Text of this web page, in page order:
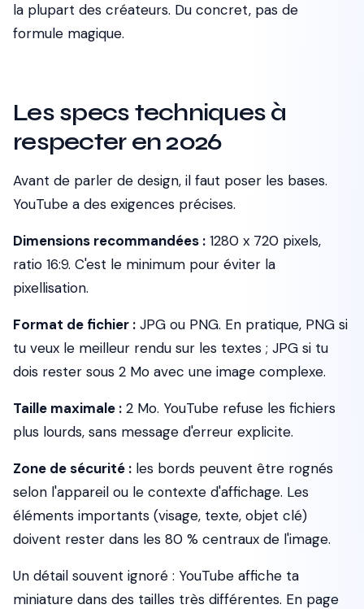
la plupart des créateurs. Du concret, pas de
formule magique.
Les specs techniques à
respecter en 2026
Avant de parler de design, il faut poser les bases.
YouTube a des exigences précises.
Dimensions recommandées : 1280 x 720 pixels,
ratio 16:9. C'est le minimum pour éviter la
pixellisation.
Format de fichier : JPG ou PNG. En pratique, PNG si
tu veux le meilleur rendu sur les textes ; JPG si tu
dois rester sous 2 Mo avec une image complexe.
Taille maximale : 2 Mo. YouTube refuse les fichiers
plus lourds, sans message d'erreur explicite.
Zone de sécurité : les bords peuvent être rognés
selon l'appareil ou le contexte d'affichage. Les
éléments importants (visage, texte, objet clé)
doivent rester dans les 80 % centraux de l'image.
Un détail souvent ignoré : YouTube affiche ta
miniature dans des tailles très différentes. En page